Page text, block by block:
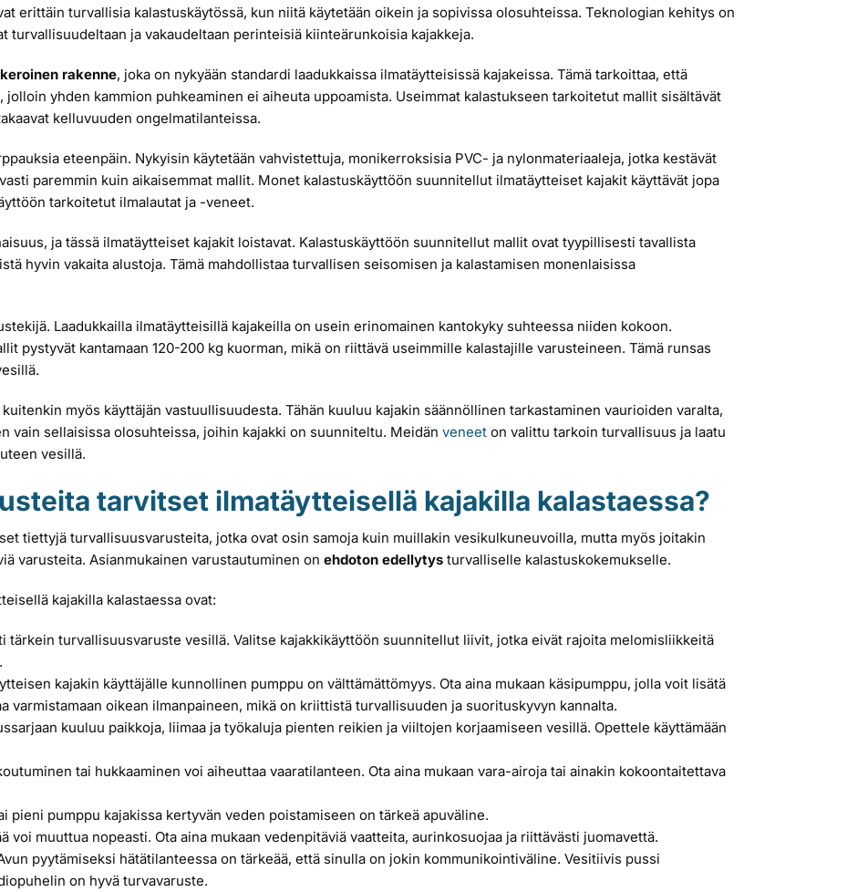
erittäin turvallisia kalastuskäytössä, kun niitä käytetään oikein ja sopivissa olosuhteissa. Teknologian kehitys on
turvallisuudeltaan ja vakaudeltaan perinteisiä kiinteärunkoisia kajakkeja.
rakenne, joka on nykyään standardi laadukkaissa ilmatäytteisissä kajakeissa. Tämä tarkoittaa, että
yhden kammion puhkeaminen ei aiheuta uppoamista. Useimmat kalastukseen tarkoitetut mallit sisältävät
kelluvuuden ongelmatilanteissa.
eteenpäin. Nykyisin käytetään vahvistettuja, monikerroksisia PVC- ja nylonmateriaaleja, jotka kestävät
paremmin kuin aikaisemmat mallit. Monet kalastuskäyttöön suunnitellut ilmatäytteiset kajakit käyttävät jopa
tarkoitetut ilmalautat ja -veneet.
ja tässä ilmatäytteiset kajakit loistavat. Kalastuskäyttöön suunnitellut mallit ovat tyypillisesti tavallista
hyvin vakaita alustoja. Tämä mahdollistaa turvallisen seisomisen ja kalastamisen monenlaisissa
Laadukkailla ilmatäytteisillä kajakeilla on usein erinomainen kantokyky suhteessa niiden kokoon.
pystyvät kantamaan 120-200 kg kuorman, mikä on riittävä useimmille kalastajille varusteineen. Tämä runsas
myös käyttäjän vastuullisuudesta. Tähän kuuluu kajakin säännöllinen tarkastaminen vaurioiden varalta,
vain sellaisissa olosuhteissa, joihin kajakki on suunniteltu. Meidän veneet on valittu tarkoin turvallisuus ja laatu
vesillä.
tarvitset ilmatäytteisellä kajakilla kalastaessa?
tiettyjä turvallisuusvarusteita, jotka ovat osin samoja kuin muillakin vesikulkuneuvoilla, mutta myös joitakin
varusteita. Asianmukainen varustautuminen on ehdoton edellytys turvalliselle kalastuskokemukselle.
kajakilla kalastaessa ovat:
tärkein turvallisuusvaruste vesillä. Valitse kajakkikäyttöön suunnitellut liivit, jotka eivät rajoita melomisliikkeitä
kajakin käyttäjälle kunnollinen pumppu on välttämättömyys. Ota aina mukaan käsipumppu, jolla voit lisätä
varmistamaan oikean ilmanpaineen, mikä on kriittistä turvallisuuden ja suorituskyvyn kannalta.
kuuluu paikkoja, liimaa ja työkaluja pienten reikien ja viiltojen korjaamiseen vesillä. Opettele käyttämään
tai hukkaaminen voi aiheuttaa vaaratilanteen. Ota aina mukaan vara-airoja tai ainakin kokoontaitettava
pieni pumppu kajakissa kertyvän veden poistamiseen on tärkeä apuväline.
voi muuttua nopeasti. Ota aina mukaan vedenpitäviä vaatteita, aurinkosuojaa ja riittävästi juomavettä.
pyytämiseksi hätätilanteessa on tärkeää, että sinulla on jokin kommunikointiväline. Vesitiivis pussi
on hyvä turvavaruste.